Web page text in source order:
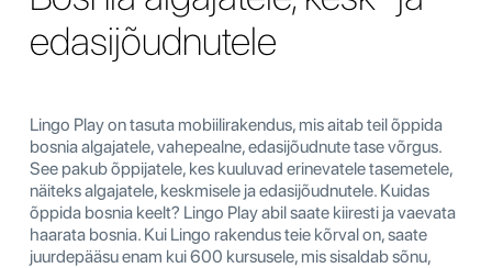
edasijõudnutele
Lingo Play on tasuta mobiilirakendus, mis aitab teil õppida
bosnia algajatele, vahepealne, edasijõudnute tase võrgus.
See pakub õppijatele, kes kuuluvad erinevatele tasemetele,
näiteks algajatele, keskmisele ja edasijõudnutele. Kuidas
õppida bosnia keelt? Lingo Play abil saate kiiresti ja vaevata
haarata bosnia. Kui Lingo rakendus teie kõrval on, saate
juurdepääsu enam kui 600 kursusele, mis sisaldab sõnu,